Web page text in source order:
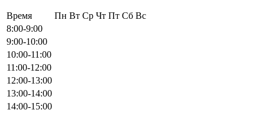
Время Пн Вт Ср Чт Пт Сб Вс
8:00-9:00
9:00-10:00
10:00-11:00
11:00-12:00
12:00-13:00
13:00-14:00
14:00-15:00